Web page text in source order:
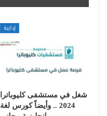
إدارية
شغل في مستشفى كليوباترا
2024 .. وأيضاً كورس لغة